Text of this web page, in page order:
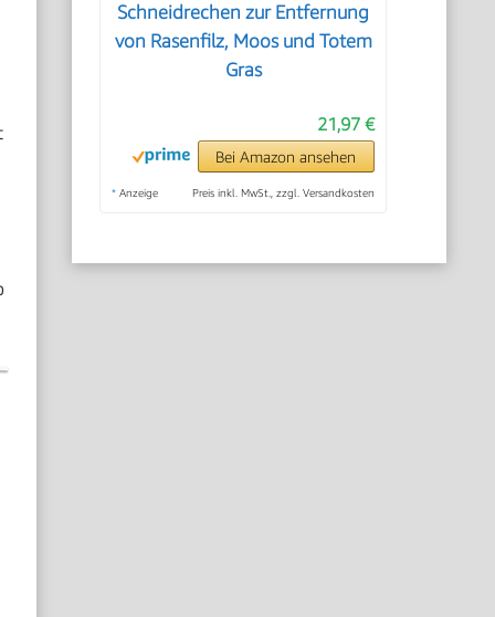
Schneidrechen zur Entfernung
von Rasenfilz, Moos und Totem
Gras
21,97 €
Bei Amazon ansehen
* Anzeige Preis inkl. MwSt., zzgl. Versandkosten